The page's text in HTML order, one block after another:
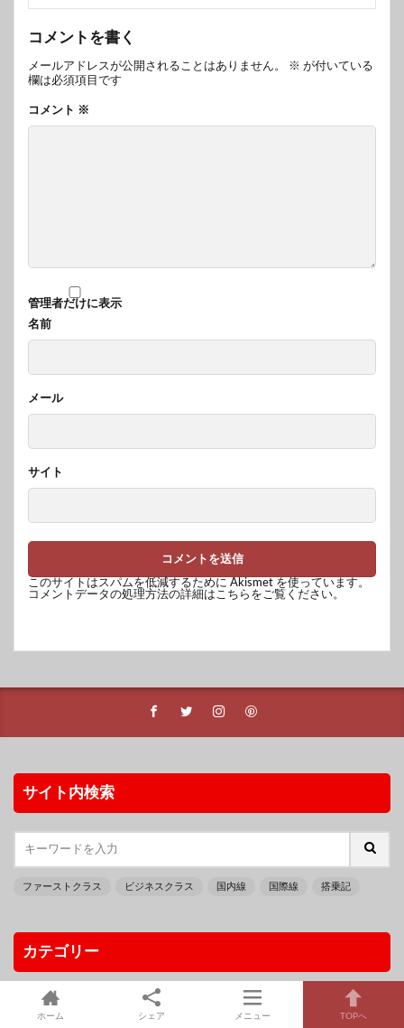
コメントを書く
メールアドレスが公開されることはありません。 ※ が付いている
欄は必須項目です
コメント ※
管理者だけに表示
名前
メール
サイト
このサイトはスパムを低減するために Akismet を使っています。
コメントデータの処理方法の詳細はこちらをご覧ください。
サイト内検索
ファーストクラス ビジネスクラス 国内線 国際線 搭乗記
カテゴリー
ホーム シェア メニュー TOPへ